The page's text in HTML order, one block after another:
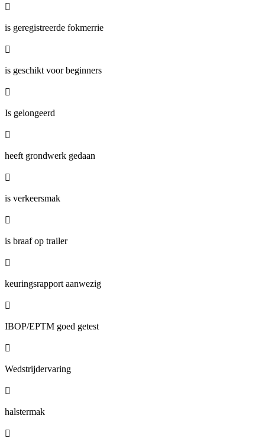

is geregistreerde fokmerrie

is geschikt voor beginners

Is gelongeerd

heeft grondwerk gedaan

is verkeersmak

is braaf op trailer

keuringsrapport aanwezig

IBOP/EPTM goed getest

Wedstrijdervaring

halstermak
